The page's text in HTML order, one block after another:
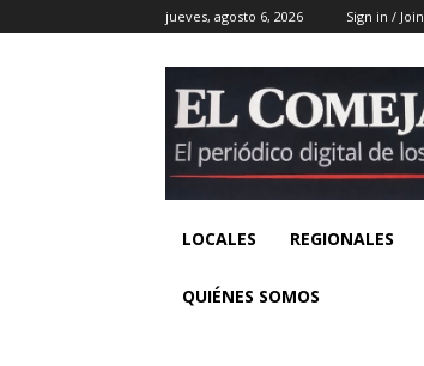
jueves, agosto 6, 2026 Sign in / Join
LOCALES REGIONALES
QUIÉNES SOMOS